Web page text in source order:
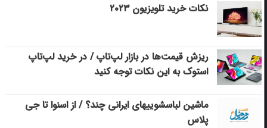
نکات خرید تلویزیون ۲۰۲۳
ریزش قیمت‌ها در بازار لپ‌تاپ / در خرید لپ‌تاپ
استوک به این نکات توجه کنید
ماشین لباسشویی‎های ایرانی چند؟ / از اسنوا تا جی
پلاس